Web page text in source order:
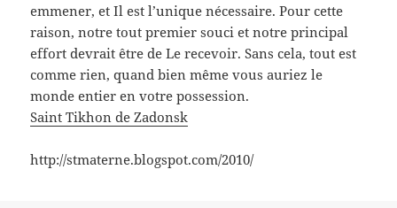
emmener, et Il est l’unique nécessaire. Pour cette
raison, notre tout premier souci et notre principal
effort devrait être de Le recevoir. Sans cela, tout est
comme rien, quand bien même vous auriez le
monde entier en votre possession.
Saint Tikhon de Zadonsk
http://stmaterne.blogspot.com/2010/